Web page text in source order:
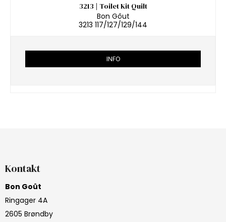
3213 | Toilet Kit Quilt
Bon Gôut
3213 117/127/129/144
INFO
Kontakt
Bon Goût
Ringager 4A
2605 Brøndby